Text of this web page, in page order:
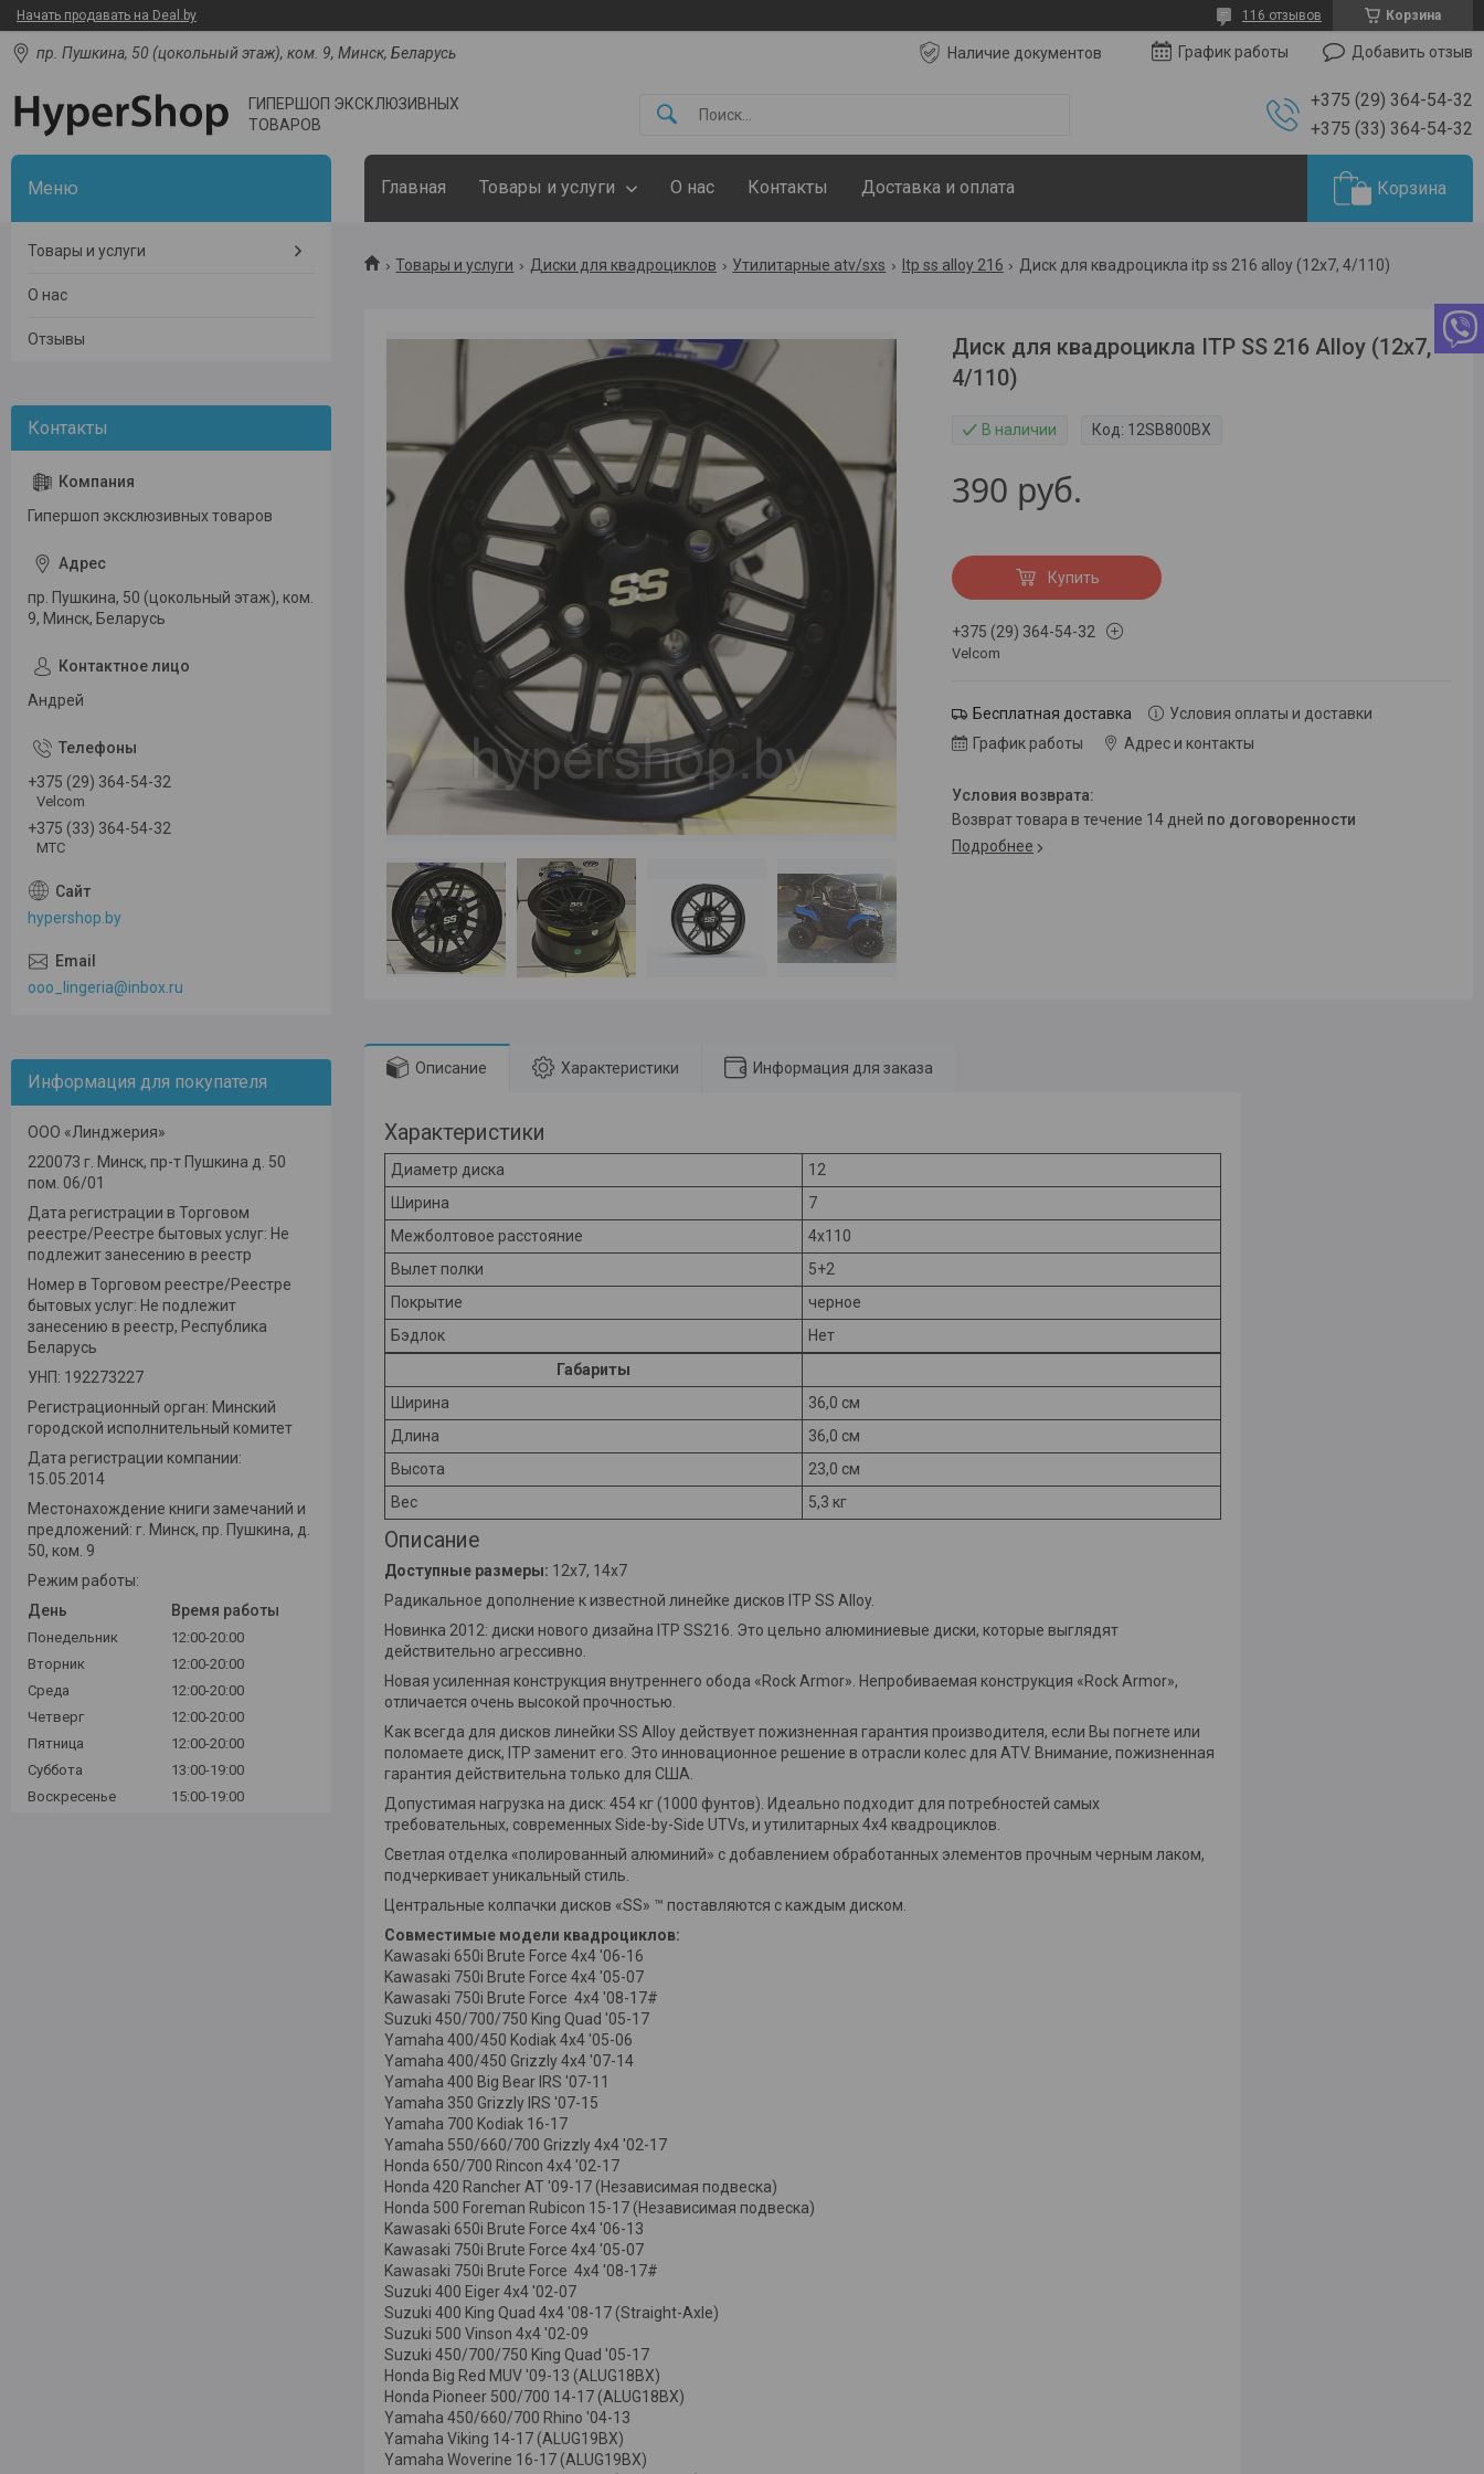
Начать продавать на Deal.by Корзина
116 отзывов
пр. Пушкина, 50 (цокольный этаж), ком. 9, Минск, Беларусь Наличие документов График работы Добавить отзыв
ГИПЕРШОП ЭКСКЛЮЗИВНЫХ
ТОВАРОВ
+375 (29) 364-54-32
+375 (33) 364-54-32
Главная Товары и услуги О нас Контакты Доставка и оплата Корзина
Товары и услуги Диски для квадроциклов Утилитарные atv/sxs Itp ss alloy 216 Диск для квадроцикла itp ss 216 alloy (12х7, 4/110)
Диск для квадроцикла ITP SS 216 Alloy (12х7,
4/110)
В наличии Код: 12SB800BX
390 руб.
Купить
+375 (29) 364-54-32
Velcom
Бесплатная доставка
Условия оплаты и доставки
График работы
Адрес и контакты
возврат товара в течение 14 дней по договоренности
Подробнее
Описание Характеристики Информация для заказа
Характеристики
Диаметр диска
12
Ширина
7
Межболтовое расстояние
4x110
Вылет полки
5+2
Покрытие
черное
Бэдлок
Нет
Габариты
Ширина
36,0 см
Длина
36,0 см
Высота
23,0 см
Вес
5,3 кг
Описание
Доступные размеры: 12x7, 14x7
Радикальное дополнение к известной линейке дисков ITP SS Alloy.
Новинка 2012: диски нового дизайна ITP SS216. Это цельно алюминиевые диски, которые выглядят
действительно агрессивно.
Новая усиленная конструкция внутреннего обода «Rock Armor». Непробиваемая конструкция «Rock Armor»,
отличается очень высокой прочностью.
Как всегда для дисков линейки SS Alloy действует пожизненная гарантия производителя, если Вы погнете или
поломаете диск, ITP заменит его. Это инновационное решение в отрасли колес для ATV. Внимание, пожизненная
гарантия действительна только для США.
Допустимая нагрузка на диск: 454 кг (1000 фунтов). Идеально подходит для потребностей самых
требовательных, современных Side-by-Side UTVs, и утилитарных 4x4 квадроциклов.
Светлая отделка «полированный алюминий» с добавлением обработанных элементов прочным черным лаком,
подчеркивает уникальный стиль.
Центральные колпачки дисков «SS» ™ поставляются с каждым диском.
Совместимые модели квадроциклов:
Kawasaki 650i Brute Force 4x4 '06-16
Kawasaki 750i Brute Force 4x4 '05-07
Kawasaki 750i Brute Force 4x4 '08-17#
Suzuki 450/700/750 King Quad '05-17
Yamaha 400/450 Kodiak 4x4 '05-06
Yamaha 400/450 Grizzly 4x4 '07-14
Yamaha 400 Big Bear IRS '07-11
Yamaha 350 Grizzly IRS '07-15
Yamaha 700 Kodiak 16-17
Yamaha 550/660/700 Grizzly 4x4 '02-17
Honda 650/700 Rincon 4x4 '02-17
Honda 420 Rancher AT '09-17 (Независимая подвеска)
Honda 500 Foreman Rubicon 15-17 (Независимая подвеска)
Kawasaki 650i Brute Force 4x4 '06-13
Kawasaki 750i Brute Force 4x4 '05-07
Kawasaki 750i Brute Force 4x4 '08-17#
Suzuki 400 Eiger 4x4 '02-07
Suzuki 400 King Quad 4x4 '08-17 (Straight-Axle)
Suzuki 500 Vinson 4x4 '02-09
Suzuki 450/700/750 King Quad '05-17
Honda Big Red MUV '09-13 (ALUG18BX)
Honda Pioneer 500/700 14-17 (ALUG18BX)
Yamaha 450/660/700 Rhino '04-13
Yamaha Viking 14-17 (ALUG19BX)
Yamaha Woverine 16-17 (ALUG19BX)
Товары и услуги
О нас
Отзывы
Гипершоп эксклюзивных товаров
пр. Пушкина, 50 (цокольный этаж), ком.
9, Минск, Беларусь
Андрей
+375 (29) 364-54-32
Velcom
+375 (33) 364-54-32
МТС
hypershop.by
ooo_lingeria@inbox.ru
Информация для покупателя
ООО «Линджерия»
220073 г. Минск, пр-т Пушкина д. 50
пом. 06/01
Дата регистрации в Торговом
реестре/Реестре бытовых услуг: Не
подлежит занесению в реестр
Номер в Торговом реестре/Реестре
бытовых услуг: Не подлежит
занесению в реестр, Республика
Беларусь
УНП: 192273227
Регистрационный орган: Минский
городской исполнительный комитет
Дата регистрации компании:
15.05.2014
Местонахождение книги замечаний и
предложений: г. Минск, пр. Пушкина, д.
50, ком. 9
Режим работы:
День
Время работы
Понедельник
12:00-20:00
Вторник
12:00-20:00
Среда
12:00-20:00
Четверг
12:00-20:00
Пятница
12:00-20:00
Суббота
13:00-19:00
Воскресенье
15:00-19:00